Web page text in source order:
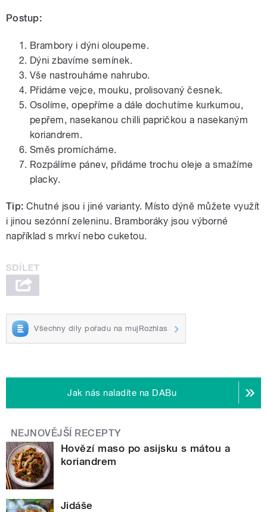
Postup:
Brambory i dýni oloupeme.
Dýni zbavíme semínek.
Vše nastrouháme nahrubo.
Přidáme vejce, mouku, prolisovaný česnek.
Osolíme, opepříme a dále dochutíme kurkumou,
pepřem, nasekanou chilli papričkou a nasekaným
koriandrem.
Směs promícháme.
Rozpálíme pánev, přidáme trochu oleje a smažíme
placky.
Tip: Chutné jsou i jiné varianty. Místo dýně můžete využít
i jinou sezónní zeleninu. Bramboráky jsou výborné
například s mrkví nebo cuketou.
Všechny díly pořadu na mujRozhlas
Jak nás naladíte na DABu
NEJNOVĚJŠÍ RECEPTY
Hovězí maso po asijsku s mátou a
koriandrem
Jidáše